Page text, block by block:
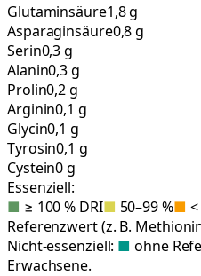
Glutaminsäure1,8 g
Asparaginsäure0,8 g
Serin0,3 g
Alanin0,3 g
Prolin0,2 g
Arginin0,1 g
Glycin0,1 g
Tyrosin0,1 g
Cystein0 g
Essenziell:
■ ≥ 100 % DRI■ 50–99 %■
Referenzwert (z. B.
Nicht-essenziell: ■ ohne
Erwachsene.